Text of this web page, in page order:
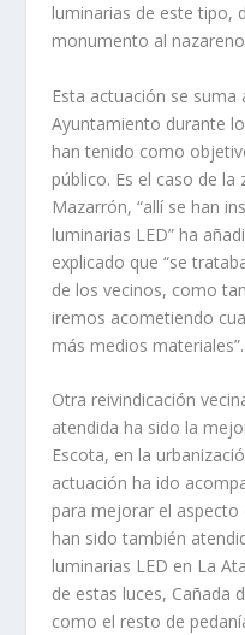
luminarias de este tipo,
monumento al
Esta actuación se
Ayuntamiento durante
han tenido como
público. Es el caso de
Mazarrón, “allí se han
luminarias LED” ha
explicado que “se
de los vecinos, como
iremos acometiendo
más medios materiales”.
Otra reivindicación
atendida ha sido la
Escota, en la
actuación ha ido
para mejorar el aspecto
han sido también
luminarias LED en La
de estas luces, Cañada
como el resto de